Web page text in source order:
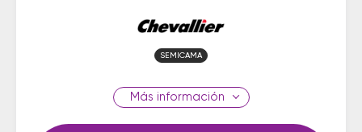
SEMICAMA
información